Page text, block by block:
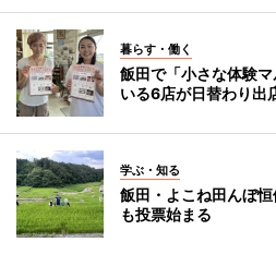
暮らす・働く
飯田で「小さな体験
いる6店が日替わり出
学ぶ・知る
飯田・よこね田んぼ
も投票始まる